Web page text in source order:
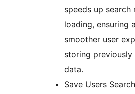
speeds up search
loading, ensuring
smoother user
storing previously
data.
Save Users